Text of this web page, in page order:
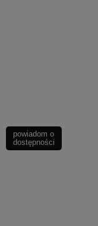
powiadom o
dostępności